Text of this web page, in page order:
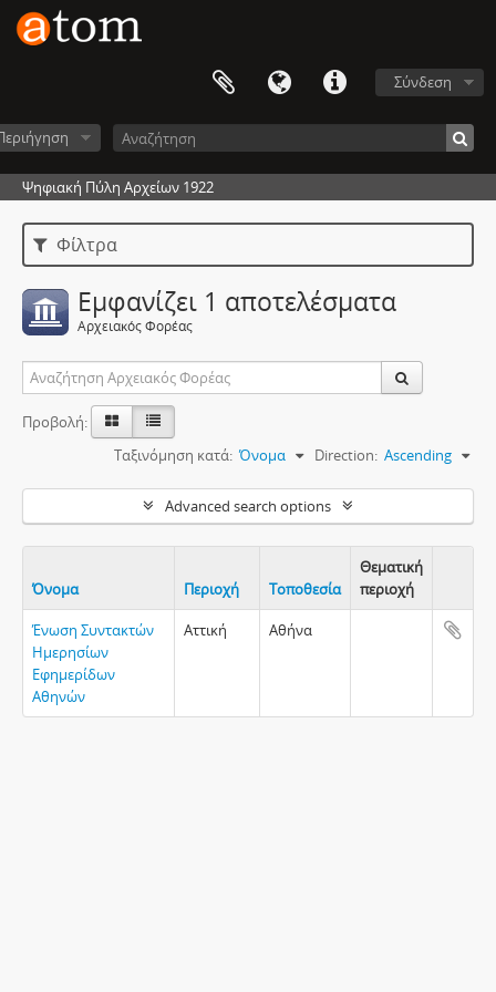
Σύνδεση
Ψηφιακή Πύλη Αρχείων 1922
Φίλτρα
Εμφανίζει 1 αποτελέσματα
Αρχειακός Φορέας
Προβολή:
Ταξινόμηση κατά: Όνομα Direction: Ascending
Advanced search options
Όνομα Περιοχή Τοποθεσία
Θεματική
περιοχή
Ένωση Συντακτών
Ημερησίων
Εφημερίδων
Αθηνών
Αττική Αθήνα